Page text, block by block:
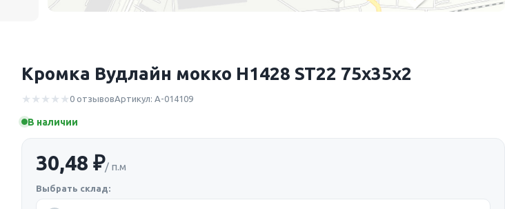
Кромка Вудлайн мокко Н1428 ST22 75х35х2
0 отзывовАртикул: А-014109
В наличии
30,48 ₽/ п.м
Выбрать склад: